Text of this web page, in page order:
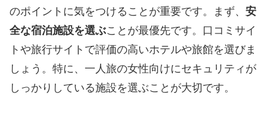
のポイントに気をつけることが重要です。まず、 安
全な宿泊施設を選ぶことが最優先です。口コミサイ
トや旅行サイトで評価の高いホテルや旅館を選びま
しょう。特に、一人旅の女性向けにセキュリティが
しっかりしている施設を選ぶことが大切です。